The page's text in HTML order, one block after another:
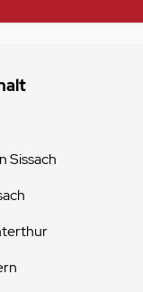
Sissach